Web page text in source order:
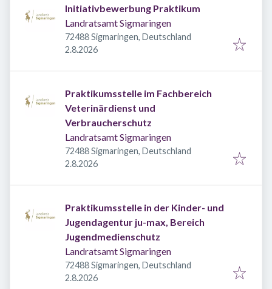
Initiativbewerbung Praktikum
Landratsamt Sigmaringen
72488 Sigmaringen, Deutschland
Veröffentlicht
2.8.2026
Praktikumsstelle im Fachbereich
Veterinärdienst und
Verbraucherschutz
Landratsamt Sigmaringen
72488 Sigmaringen, Deutschland
Veröffentlicht
2.8.2026
Praktikumsstelle in der Kinder- und
Jugendagentur ju-max, Bereich
Jugendmedienschutz
Landratsamt Sigmaringen
72488 Sigmaringen, Deutschland
Veröffentlicht
2.8.2026